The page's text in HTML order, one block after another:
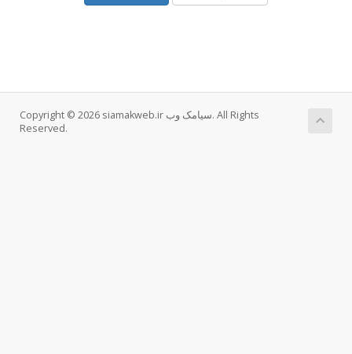
Copyright © 2026 siamakweb.ir سیامک وب. All Rights
Reserved.